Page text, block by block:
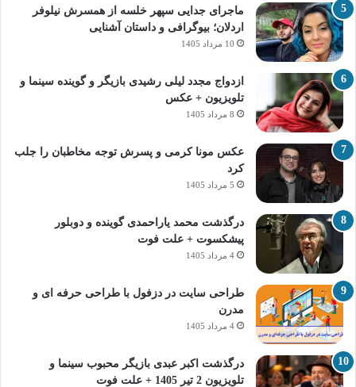
ماجرای جدایی سپهر خلسه از همسرش نیلوفر
اردلان؛ بیوگرافی و داستان آشنایی
10 مرداد 1405
ازدواج مجدد لیلی رشیدی بازیگر و گوینده سینما و
تلویزیون + عکس
8 مرداد 1405
عکس مونا کرمی و پسرش توجه مخاطبان را جلب
کرد
5 مرداد 1405
درگذشت محمد یاراحمدی گوینده و دوبلور
پیشکسوت + علت فوت
4 مرداد 1405
طراحی سایت در دزفول با طراحی حرفه‌ ای و
مدرن
4 مرداد 1405
درگذشت اکبر عبدی بازیگر محبوب سینما و
تلویزیون 2 تیر 1405 + علت فوت